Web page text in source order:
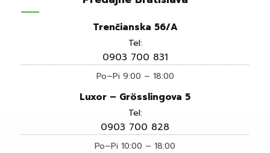
Trenčianska 56/A
Tel:
0903 700 831
Po–Pi 9:00 – 18:00
Luxor – Grösslingova 5
Tel:
0903 700 828
Po–Pi 10:00 – 18:00